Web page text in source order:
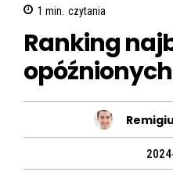
1 min. czytania
Ranking